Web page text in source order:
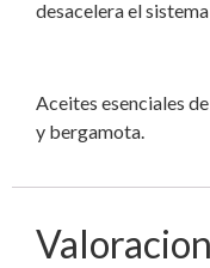
desacelera el
Aceites esenciales
y bergamota.